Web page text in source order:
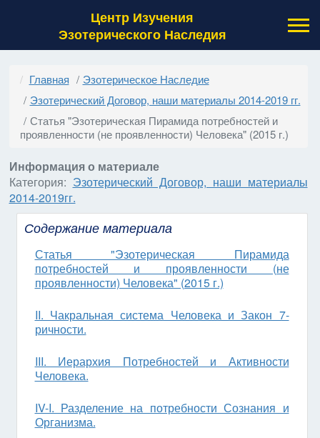
Центр Изучения
Эзотерического Наследия
Главная
Эзотерическое Наследие
Эзотерический Договор, наши материалы 2014-2019 гг.
Статья "Эзотерическая Пирамида потребностей и
проявленности (не проявленности) Человека" (2015 г.)
Информация о материале
Категория: Эзотерический Договор, наши материалы
2014-2019гг.
Содержание материала
Статья "Эзотерическая Пирамида
потребностей и проявленности (не
проявленности) Человека" (2015 г.)
II. Чакральная система Человека и Закон 7-
ричности.
III. Иерархия Потребностей и Активности
Человека.
IV-I. Разделение на потребности Сознания и
Организма.